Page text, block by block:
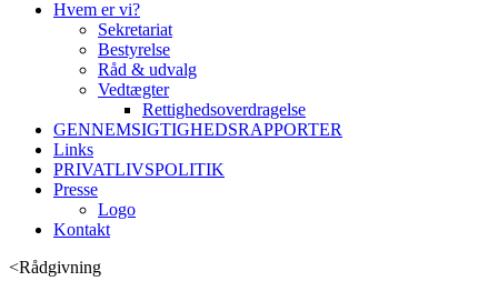
Hvem er vi?
Sekretariat
Bestyrelse
Råd & udvalg
Vedtægter
Rettighedsoverdragelse
GENNEMSIGTIGHEDSRAPPORTER
Links
PRIVATLIVSPOLITIK
Presse
Logo
Kontakt
<Rådgivning